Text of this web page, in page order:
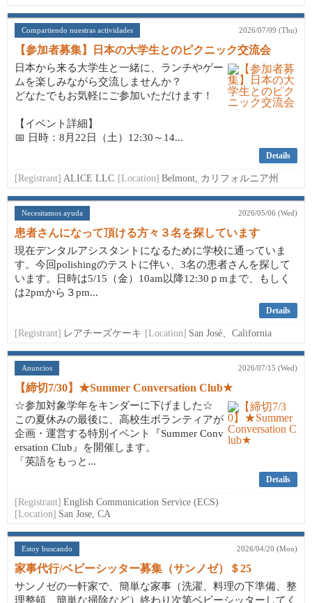
Compartiendo nuestras actividades 2026/07/09 (Thu)
【参加者募集】日本の大学生とのピクニック交流会
日本から来る大学生と一緒に、ランチやゲー
ムを楽しみながら交流しませんか？
どなたでもお気軽にご参加いただけます！
【イベント詳細】
📅 日時：8月22日（土）12:30～14...
Details
[Registrant] ALICE LLC [Location] Belmont, カリフォルニア州
Necesitamos ayuda 2026/05/06 (Wed)
患者さんになって頂ける方々３名を探しています
現在デンタルアシスタントになるために学校に通っていま
す。今回polishingのテストに伴い、3名の患者さんを探して
います。日時は5/15（金）10am以降12:30ｐmまで、もしく
は2pmから３pm...
Details
[Registrant] レアチーズケーキ [Location] San José、California
Anuncios 2026/07/15 (Wed)
【締切7/30】★Summer Conversation Club★
☆参加対象学年をキンダーに下げました☆
この夏休みの最後に、高校生ボランティアが
企画・運営する特別イベント『Summer Conv
ersation Club』を開催します。
「英語をもっと...
Details
[Registrant] English Communication Service (ECS)
[Location] San Jose, CA
Estoy buscando 2026/04/20 (Mon)
家事代行/ベビーシッター募集（サンノゼ）＄25
サンノゼの一軒家で、簡単な家事（洗濯、料理の下準備、整
理整頓、簡単な掃除など）終わり次第ベビーシッターしてく